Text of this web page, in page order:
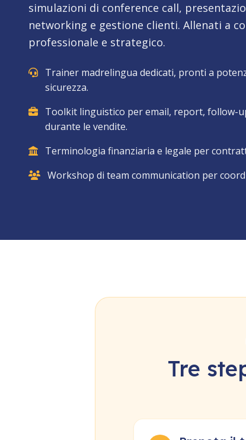
simulazioni di conference call,
networking e gestione clienti. Allenati a
professionale e strategico.
Trainer madrelingua dedicati, pronti a
sicurezza.
Toolkit linguistico per email, report, follow-
durante le vendite.
Terminologia finanziaria e legale per
Workshop di team communication per
Tre